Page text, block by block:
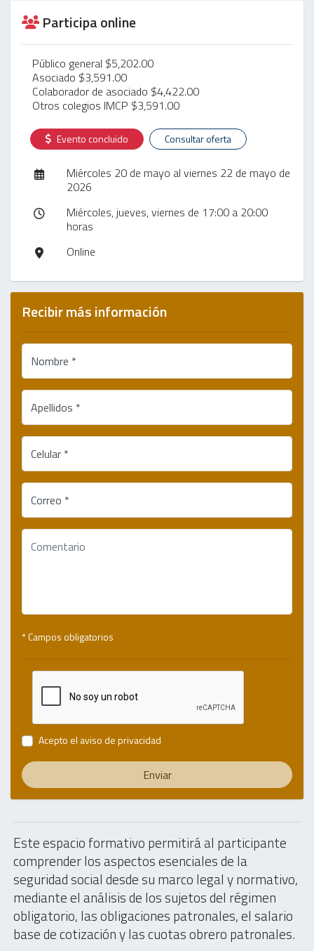
Este espacio formativo permitirá al participante
comprender los aspectos esenciales de la
seguridad social desde su marco legal y normativo,
mediante el análisis de los sujetos del régimen
obligatorio, las obligaciones patronales, el salario
base de cotización y las cuotas obrero patronales.
Participa online
Público general $5,202.00
Asociado $3,591.00
Colaborador de asociado $4,422.00
Otros colegios IMCP $3,591.00
Evento concluido Consultar oferta
Miércoles 20 de mayo al viernes 22 de mayo de
2026
Miércoles, jueves, viernes de 17:00 a 20:00
horas
Online
Recibir más información
Nombre *
Apellidos *
Celular *
Correo *
* Campos obligatorios
Acepto el aviso de privacidad
Enviar